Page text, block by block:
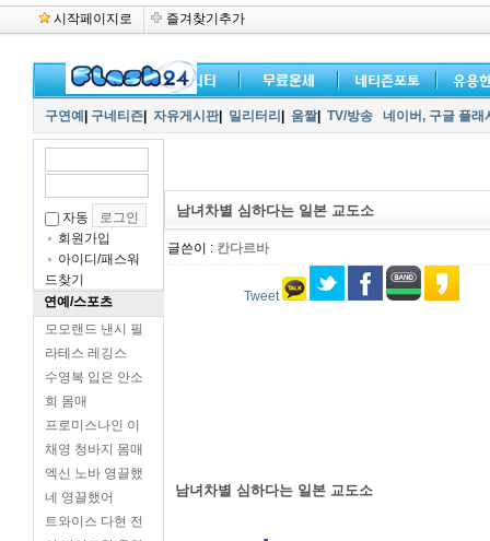
시작페이지로 즐겨찾기추가
구연예 구네티즌 자유게시판| 밀리터리 움짤| TV/방송 네이버, 구글 플
자동
회원가입
아이디/패스워
드찾기
연예/스포츠
모모랜드 낸시 필
라테스 레깅스
수영복 입은 안소
희 몸매
프로미스나인 이
채영 청바지 몸매
엑신 노바 영끌했
네 영끌했어
트와이스 다현 전
남녀차별 심하다는 일본 교도소
글쓴이 : 칸다르바
Tweet
남녀차별 심하다는 일본 교도소